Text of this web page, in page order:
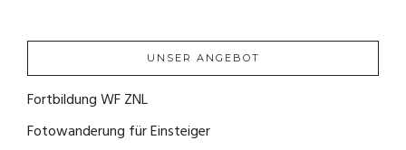
UNSER ANGEBOT
Fortbildung WF ZNL
Fotowanderung für Einsteiger